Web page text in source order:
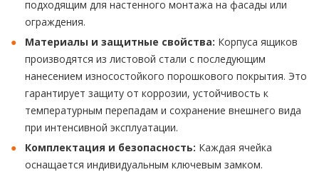
подходящим для настенного монтажа на фасады или
ограждения.
Материалы и защитные свойства: Корпуса ящиков
производятся из листовой стали с последующим
нанесением износостойкого порошкового покрытия. Это
гарантирует защиту от коррозии, устойчивость к
температурным перепадам и сохранение внешнего вида
при интенсивной эксплуатации.
Комплектация и безопасность: Каждая ячейка
оснащается индивидуальным ключевым замком.